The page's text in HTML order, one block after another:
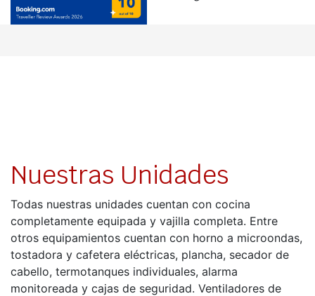
Nuestras Unidades
Todas nuestras unidades cuentan con cocina
completamente equipada y vajilla completa. Entre
otros equipamientos cuentan con horno a microondas,
tostadora y cafetera eléctricas, plancha, secador de
cabello, termotanques individuales, alarma
monitoreada y cajas de seguridad. Ventiladores de